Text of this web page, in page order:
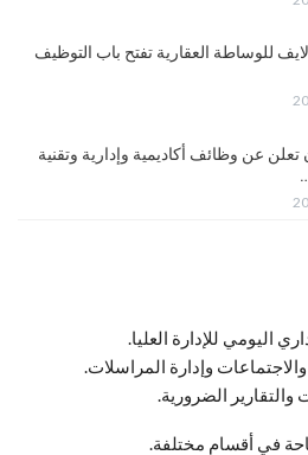
للوساطة العقارية تفتح باب التوظيف
عن وظائف أكاديمية وإدارية وتقنية
اليومي للإدارة العليا.
وإدارة المراسلات.
والتقارير الضرورية.
في أقسام مختلفة.